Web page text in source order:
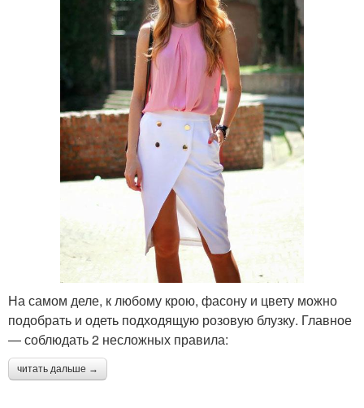
На самом деле, к любому крою, фасону и цвету можно
подобрать и одеть подходящую розовую блузку. Главное
— соблюдать 2 несложных правила:
читать дальше →